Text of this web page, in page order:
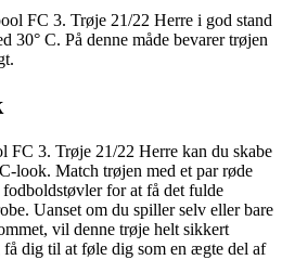
FC 3. Trøje 21/22 Herre i god stand
30° C. På denne måde bevarer trøjen
FC 3. Trøje 21/22 Herre kan du skabe
look. Match trøjen med et par røde
for at få det fulde
Uanset om du spiller selv eller bare
vil denne trøje helt sikkert
dig til at føle dig som en ægte del af